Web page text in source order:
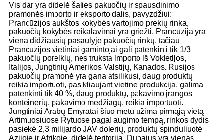
Vis dar yra didelė šalies pakuočių ir spausdinimo
pramonės importo ir eksporto dalis, pavyzdžiui:
Prancūzijos aukštos kokybės vartojimo prekių rinka,
pakuočių kokybės reikalavimai yra griežti, Prancūzija yra
viena didžiausių pasaulyje pakuočių rinkų, tačiau
Prancūzijos vietiniai gamintojai gali patenkinti tik 1/3
pakuočių poreikių, nes trūksta importo iš Vokietijos,
Italijos, Jungtinių Amerikos Valstijų, Kanados. Rusijos
pakuočių pramonė yra gana atsilikusi, daug produktų
reikia importuoti, pasikliaujant vietine produkcija, galima
patenkinti tik 40 %, daug produktų, pakavimo įrangos,
konteinerių, pakavimo medžiagų, reikia importuoti.
Jungtiniai Arabų Emyratai šiuo metu užima pirmąją vietą
Artimuosiuose Rytuose pagal augimo tempą, rinkos dydis
pasiekė 2,3 milijardo JAV dolerių, produktų spinduliuotė
Azijoje ir Afrikoje, didelė teritorija, Dubajus yra vienas